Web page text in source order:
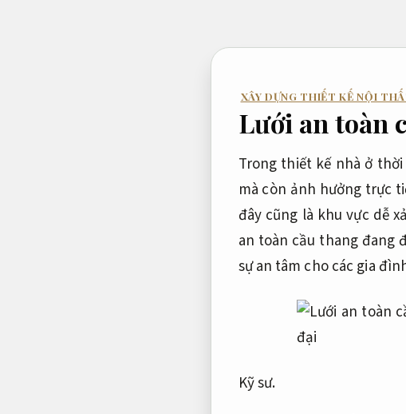
XÂY DỰNG THIẾT KẾ NỘI
Lưới an toàn
Trong thiết kế nhà ở
mà còn ảnh hưởng trực
đây cũng là khu vực dễ
an toàn cầu thang đang
sự an tâm cho các gia
Kỹ sư.